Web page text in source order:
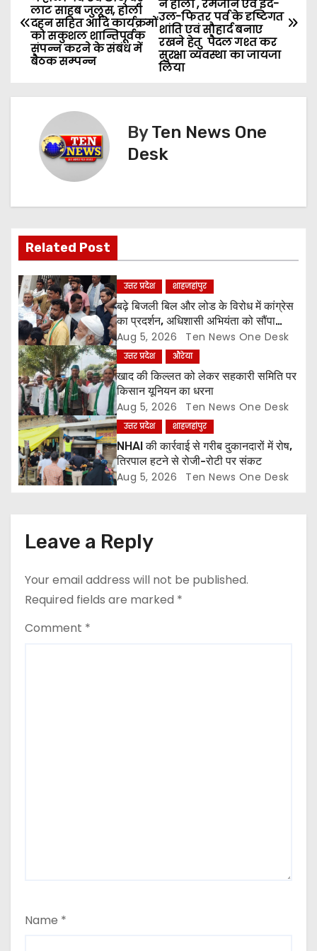
o
s
n
a
t
i
o
n
ने होली , रमजान एवं ईद-
उल-फितर पर्व के दृष्टिगत
शांति एवं सौहार्द बनाए
रखने हेतु पैदल गश्त कर
सुरक्षा व्यवस्था का जायजा
लिया
लाट साहब जुलूस, होली
दहन सहित आदि कार्यक्रमों
को सकुशल शान्तिपूर्वक
संपन्न करने के संबंध में
बैठक सम्पन्न
ByTen News One
Desk
Related Post
उत्तर प्रदेश शाहजहांपुर
बढ़े बिजली बिल और लोड के विरोध में कांग्रेस
का प्रदर्शन, अधिशासी अभियंता को सौंपा
ज्ञापन
Aug 5, 2026 Ten News One Desk
उत्तर प्रदेश औरेया
खाद की किल्लत को लेकर सहकारी समिति पर
किसान यूनियन का धरना
Aug 5, 2026 Ten News One Desk
उत्तर प्रदेश शाहजहांपुर
NHAI की कार्रवाई से गरीब दुकानदारों में रोष,
तिरपाल हटने से रोजी-रोटी पर संकट
Aug 5, 2026 Ten News One Desk
Leave a Reply
Your email address will not be published.
Required fields are marked *
Comment *
Name *